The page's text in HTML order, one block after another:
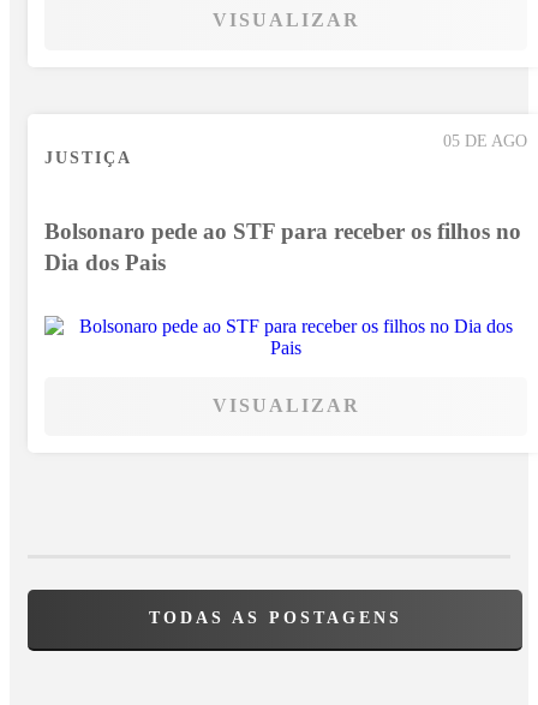
VISUALIZAR
05 DE AGO
JUSTIÇA
Bolsonaro pede ao STF para receber os filhos no
Dia dos Pais
VISUALIZAR
TODAS AS POSTAGENS